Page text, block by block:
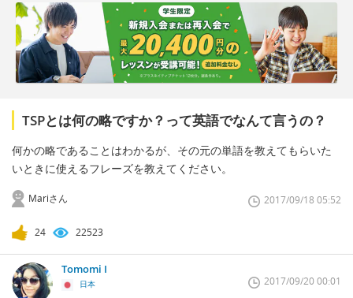
TSPとは何の略ですか？って英語でなんて言うの？
何かの略であることはわかるが、その元の単語を教えてもらいた
いときに使えるフレーズを教えてください。
Mariさん 2017/09/18 05:52
24 22523
Tomomi I
日本 2017/09/20 00:01